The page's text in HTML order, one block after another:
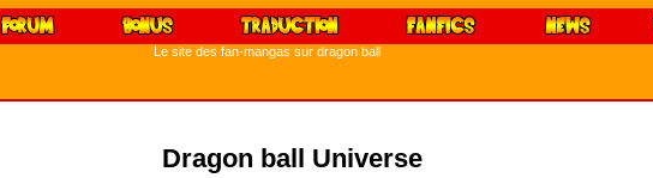
Le site des fan-mangas sur dragon ball
Dragon ball Universe